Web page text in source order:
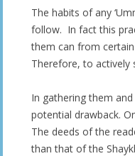
The habits of any
follow. In fact this
them can from
Therefore, to actively
In gathering them
potential drawback.
The deeds of the
than that of the